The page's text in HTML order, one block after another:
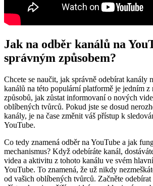
Jak na odběr kanálů na
správným způsobem?
Chcete se naučit, jak správně odebírat kanály
kanálů na této populární platformě je jedním z
způsobů, jak zůstat informovaní o nových
oblíbených tvůrců. Pokud jste se dosud
kanály, je na čase změnit váš přístup k
YouTube.
Co tedy znamená odběr na YouTube a jak
mechanismus? Když odebíráte kanál,
videa a aktivitu z tohoto kanálu ve svém
YouTube. To znamená, že už nikdy
od vašich oblíbených tvůrců. Začněte